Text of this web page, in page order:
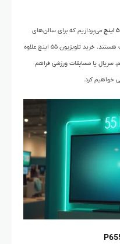
می‌پردازیم که برای سالن‌های
بزرگ و علاقه‌مندان به صفحه‌نمایش بزرگ مناسب هستند. خرید تلویزیون ۵۵ اینچ علاوه
سریال یا مسابقات ورزشی فراهم
خواهیم کرد.